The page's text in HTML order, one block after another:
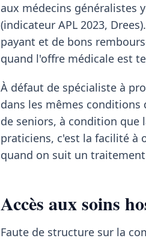
aux médecins généralistes
(indicateur APL 2023,
payant et de bons
quand l'offre médicale est
À défaut de spécialiste à
dans les mêmes
de seniors, à condition que
praticiens, c'est la facilité à
quand on suit un
Accès aux soins
Faute de structure sur la